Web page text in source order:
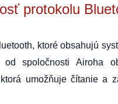
protokolu
ktoré obsahujú
spoločnosti Airoha
umožňuje čítanie a